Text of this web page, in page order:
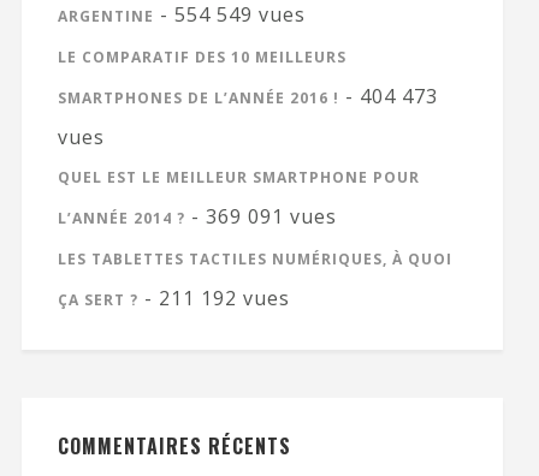
ARGENTINE - 554 549 vues
LE COMPARATIF DES 10 MEILLEURS
SMARTPHONES DE L’ANNÉE 2016 ! - 404 473
vues
QUEL EST LE MEILLEUR SMARTPHONE POUR
L’ANNÉE 2014 ? - 369 091 vues
LES TABLETTES TACTILES NUMÉRIQUES, À QUOI
ÇA SERT ? - 211 192 vues
COMMENTAIRES RÉCENTS